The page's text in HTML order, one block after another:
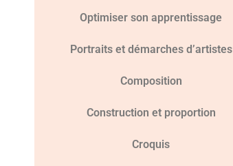
Optimiser son apprentissage
Portraits et démarches d’artistes
Composition
Construction et proportion
Croquis